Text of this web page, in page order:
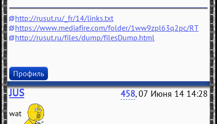
http://rusut.ru/_fr/14/links.txt
https://www.mediafire.com/folder/1ww9zpl63q2pc/RT
http://rusut.ru/files/dump/filesDump.html
Профиль
JUS 458, 07 Июня 14 14:28
wat